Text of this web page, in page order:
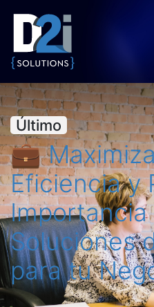
Último
💼
Eficiencia y
Importancia
Soluciones
para tu